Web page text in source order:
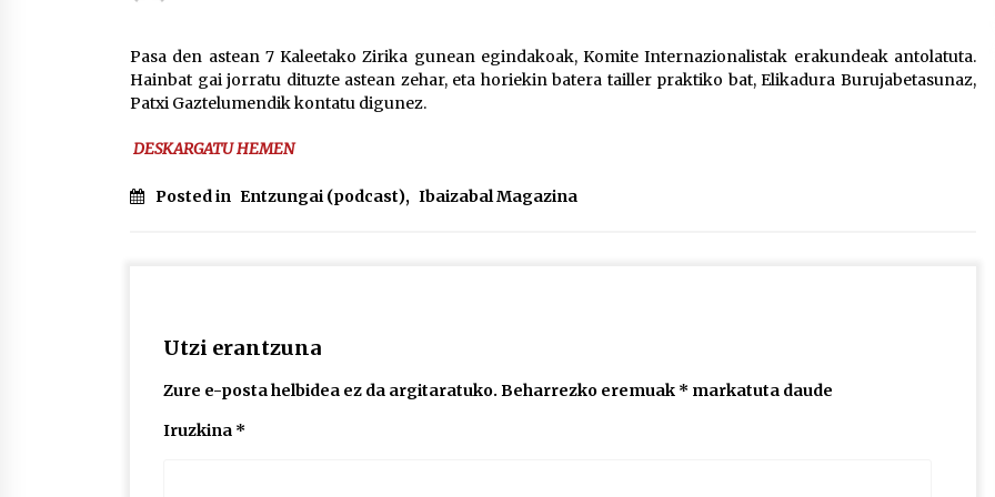
POTTO: San Pedro jaietako bertso-
saioa
Larunbatean Plentziako Itsas
Auritz Iñurrietaren margoak
ikusgai Uribitarte40 aretoan
Pasa den astean 7 Kaleetako Zirika gunean egindakoak, Komite Internazionalistak erakundeak antolatuta.
Hainbat gai jorratu dituzte astean zehar, eta horiekin batera tailler praktiko bat, Elikadura Burujabetasunaz,
Patxi Gaztelumendik kontatu digunez.
DESKARGATU HEMEN
Posted in Entzungai (podcast), Ibaizabal Magazina
Utzi erantzuna
Zure e-posta helbidea ez da argitaratuko. Beharrezko eremuak * markatuta daude
Iruzkina *